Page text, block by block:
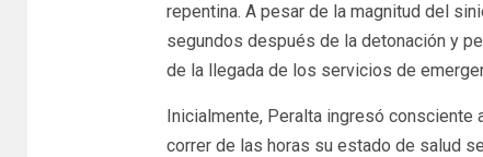
repentina. A pesar de la magnitud del
segundos después de la detonación y
de la llegada de los servicios de
Inicialmente, Peralta ingresó consciente
correr de las horas su estado de salud